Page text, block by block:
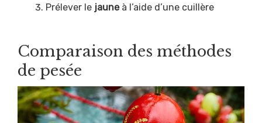
Prélever le jauneà l’aide d’une cuillère
Comparaison des méthodes
de pesée